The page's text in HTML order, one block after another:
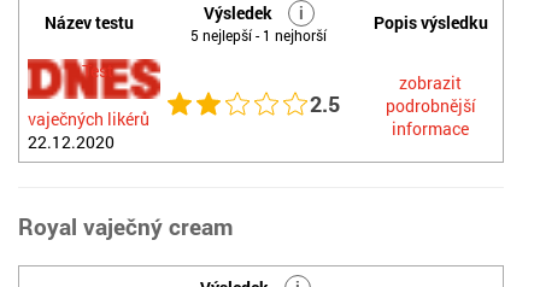
Název testu Výsledek i
5 nejlepší - 1 nejhorší
Popis výsledku
Test
vaječných likérů
22.12.2020
2.5
zobrazit
podrobnější
informace
Royal vaječný cream